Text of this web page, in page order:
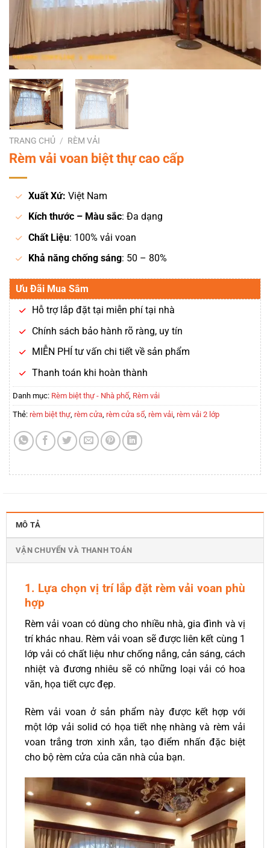
TRANG CHỦ / RÈM VẢI
Rèm vải voan biệt thự cao cấp
Xuất Xứ: Việt Nam
Kích thước – Màu sắc: Đa dạng
Chất Liệu: 100% vải voan
Khả năng chống sáng: 50 – 80%
Ưu Đãi Mua Sắm
Hỗ trợ lắp đặt tại miễn phí tại nhà
Chính sách bảo hành rõ ràng, uy tín
MIỄN PHÍ tư vấn chi tiết về sản phẩm
Thanh toán khi hoàn thành
Danh mục: Rèm biệt thự - Nhà phố, Rèm vải
Thẻ: rèm biệt thự, rèm cửa rèm cửa sổ rèm vải rèm vải 2 lớp
MÔ TẢ
VẬN CHUYỂN VÀ THANH TOÁN
1. Lựa chọn vị trí lắp đặt rèm vải voan phù
hợp
Rèm vải voan có dùng cho nhiều nhà, gia đình và vị
trí khác nhau. Rèm vải voan sẽ được liên kết cùng 1
lớp vải có chất liệu như chống nắng, cản sáng, cách
nhiệt và đương nhiêu sẽ có những loại vải có hoa
văn, họa tiết cực đẹp.
Rèm vải voan ở sản phẩm này được kết hợp với
một lớp vải solid có họa tiết nhẹ nhàng và rèm vải
voan trắng trơn xinh xắn, tạo điểm nhấn đặc biệt
cho bộ rèm cửa của căn nhà của bạn.